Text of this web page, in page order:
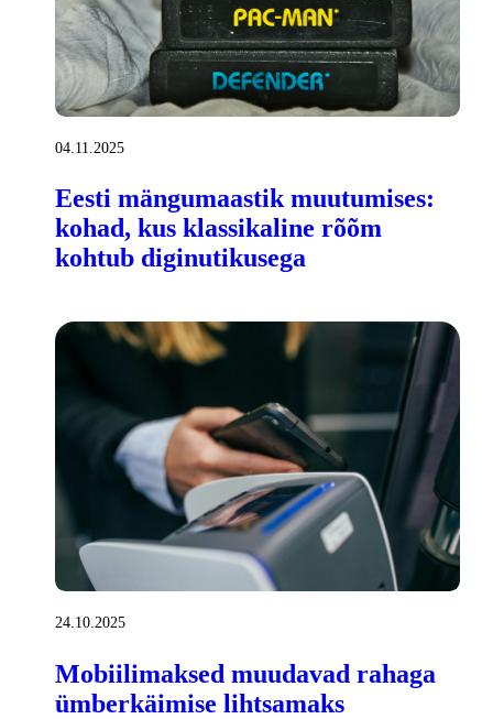
04.11.2025
Eesti mängumaastik muutumises:
kohad, kus klassikaline rõõm
kohtub diginutikusega
24.10.2025
Mobiilimaksed muudavad rahaga
ümberkäimise lihtsamaks